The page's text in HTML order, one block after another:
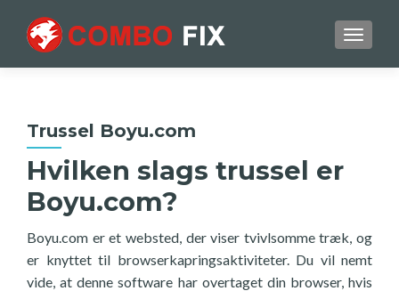
Trussel Boyu.com
Hvilken slags trussel er
Boyu.com?
Boyu.com er et websted, der viser tvivlsomme træk, og
er knyttet til browserkapringsaktiviteter. Du vil nemt
vide, at denne software har overtaget din browser, hvis